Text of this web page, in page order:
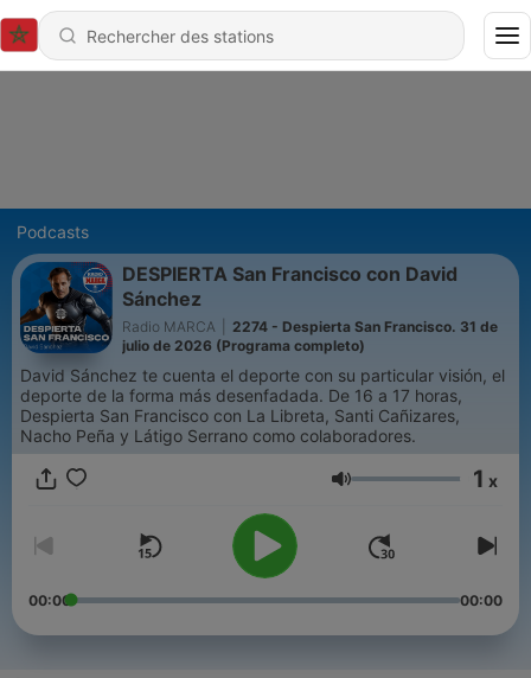
Podcasts
DESPIERTA San Francisco con David
Sánchez
Radio MARCA
2274 - Despierta San Francisco. 31 de
julio de 2026 (Programa completo)
David Sánchez te cuenta el deporte con su particular visión, el
deporte de la forma más desenfadada. De 16 a 17 horas,
Despierta San Francisco con La Libreta, Santi Cañizares,
Nacho Peña y Látigo Serrano como colaboradores.
Volume 1 x
00:00 00:00